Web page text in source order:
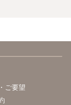
ご要望